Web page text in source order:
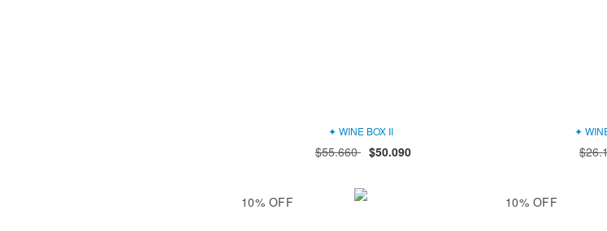
✦ WINE BOX II
$55.660 $50.090
✦
10% OFF 10% OFF